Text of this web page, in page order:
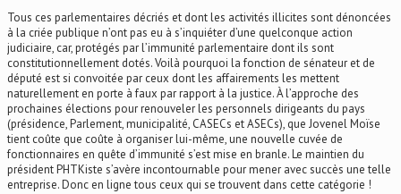
Tous ces parlementaires décriés et dont les activités illicites sont dénoncées
à la criée publique n’ont pas eu à s’inquiéter d’une quelconque action
judiciaire, car, protégés par l’immunité parlementaire dont ils sont
constitutionnellement dotés. Voilà pourquoi la fonction de sénateur et de
député est si convoitée par ceux dont les affairements les mettent
naturellement en porte à faux par rapport à la justice. À l’approche des
prochaines élections pour renouveler les personnels dirigeants du pays
(présidence, Parlement, municipalité, CASECs et ASECs), que Jovenel Moïse
tient coûte que coûte à organiser lui-même, une nouvelle cuvée de
fonctionnaires en quête d’immunité s’est mise en branle. Le maintien du
président PHTKiste s’avère incontournable pour mener avec succès une telle
entreprise. Donc en ligne tous ceux qui se trouvent dans cette catégorie !